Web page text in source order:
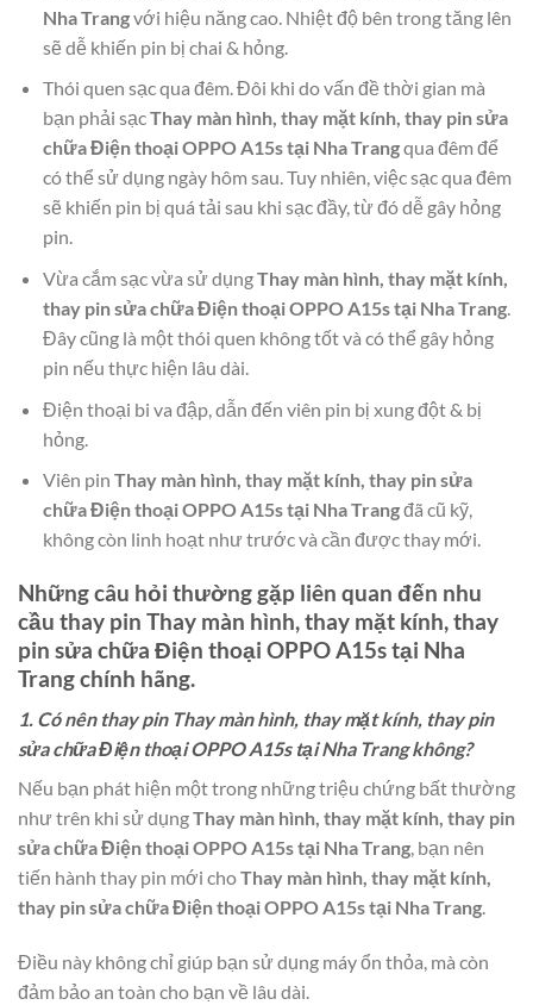
Nha Trangvới hiệu năng cao. Nhiệt độ bên trong tăng lên
sẽ dễ khiến pin bị chai & hỏng.
Thói quen sạc qua đêm. Đôi khi do vấn đề thời gian mà
bạn phải sạcThay màn hình, thay mặt kính, thay pin sửa
chữa Điện thoại OPPO A15s tại Nha Trangqua đêm để
có thể sử dụng ngày hôm sau. Tuy nhiên, việc sạc qua đêm
sẽ khiến pin bị quá tải sau khi sạc đầy, từ đó dễ gây hỏng
pin.
Vừa cắm sạc vừa sử dụngThay màn hình, thay mặt kính,
thay pin sửa chữa Điện thoại OPPO A15s tại Nha Trang.
Đây cũng là một thói quen không tốt và có thể gây hỏng
pin nếu thực hiện lâu dài.
Điện thoại bi va đập, dẫn đến viên pin bị xung đột & bị
hỏng.
Viên pin Thay màn hình, thay mặt kính, thay pin sửa
chữa Điện thoại OPPO A15s tại Nha Trangđã cũ kỹ,
không còn linh hoạt như trước và cần được thay mới.
Những câu hỏi thường gặp liên quan đến nhu
cầu thay pin Thay màn hình, thay mặt kính, thay
pin sửa chữa Điện thoại OPPO A15s tại Nha
Trangchính hãng.
1. Có nên thay pin Thay màn hình, thay mặt kính, thay pin
sửa chữa Điện thoại OPPO A15s tại Nha Trang không?
Nếu bạn phát hiện một trong những triệu chứng bất thường
như trên khi sử dụngThay màn hình, thay mặt kính, thay pin
sửa chữa Điện thoại OPPO A15s tại Nha Trang, bạn nên
tiến hành thay pin mới choThay màn hình, thay mặt kính,
thay pin sửa chữa Điện thoại OPPO A15s tại Nha Trang.
Điều này không chỉ giúp bạn sử dụng máy ổn thỏa, mà còn
đảm bảo an toàn cho bạn về lâu dài.